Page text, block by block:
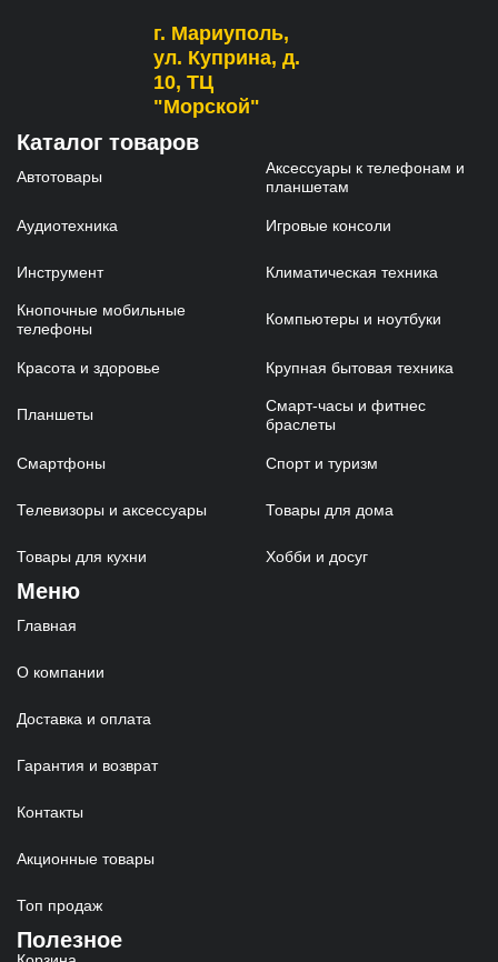
г. Мариуполь,
ул. Куприна, д.
10, ТЦ
"Морской"
Каталог товаров
Автотовары
Аксессуары к телефонам и
планшетам
Аудиотехника Игровые консоли
Инструмент Климатическая техника
Кнопочные мобильные
телефоны
Компьютеры и ноутбуки
Красота и здоровье Крупная бытовая техника
Планшеты
Смарт-часы и фитнес
браслеты
Смартфоны Спорт и туризм
Телевизоры и аксессуары Товары для дома
Товары для кухни Хобби и досуг
Меню
Главная
О компании
Доставка и оплата
Гарантия и возврат
Контакты
Акционные товары
Топ продаж
Полезное